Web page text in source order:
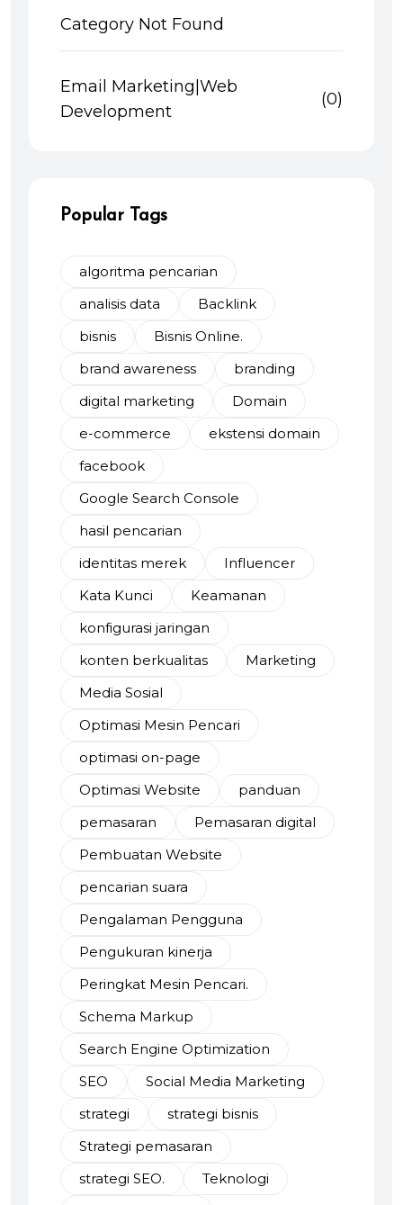
Category Not Found
Email Marketing|Web
Development
(0)
Popular Tags
algoritma pencarian
analisis data
Backlink
bisnis
Bisnis Online.
brand awareness
branding
digital marketing
Domain
e-commerce
ekstensi domain
facebook
Google Search Console
hasil pencarian
identitas merek
Influencer
Kata Kunci
Keamanan
konfigurasi jaringan
konten berkualitas
Marketing
Media Sosial
Optimasi Mesin Pencari
optimasi on-page
Optimasi Website
panduan
pemasaran
Pemasaran digital
Pembuatan Website
pencarian suara
Pengalaman Pengguna
Pengukuran kinerja
Peringkat Mesin Pencari.
Schema Markup
Search Engine Optimization
SEO
Social Media Marketing
strategi
strategi bisnis
Strategi pemasaran
strategi SEO.
Teknologi